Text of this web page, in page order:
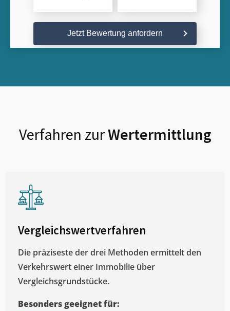
Jetzt Bewertung anfordern
Verfahren zurWertermittlung
Vergleichswertverfahren
Die präziseste der drei Methoden ermittelt den
Verkehrswert einer Immobilie über
Vergleichsgrundstücke.
Besonders geeignet für: